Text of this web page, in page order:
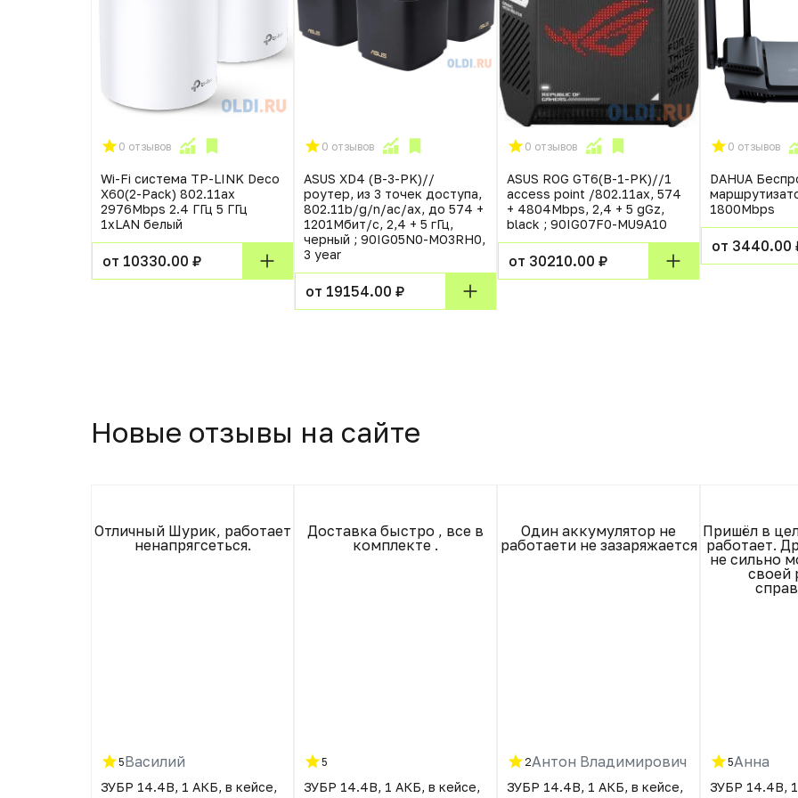
0 отзывов
Wi-Fi система TP-LINK Deco
X60(2-Pack) 802.11ax
2976Mbps 2.4 ГГц 5 ГГц
1xLAN белый
от 10330.00 ₽
0 отзывов
ASUS XD4 (B-3-PK)//
роутер, из 3 точек доступа,
802.11b/g/n/ac/ax, до 574 +
1201Мбит/c, 2,4 + 5 гГц,
черный ; 90IG05N0-MO3RH0,
3 year
от 19154.00 ₽
0 отзывов
ASUS ROG GT6(B-1-PK)//1
access point /802.11ax, 574
+ 4804Mbps, 2,4 + 5 gGz,
black ; 90IG07F0-MU9A10
от 30210.00 ₽
0 отзывов
DAHUA
1800Mbps
от 3440.00
Новые отзывы на сайте
Отличный Шурик, работает
ненапрягсеться.
5Василий
ЗУБР 14.4В, 1 АКБ, в кейсе,
Доставка быстро , все в
комплекте .
5
ЗУБР 14.4В, 1 АКБ, в кейсе,
Один аккумулятор не
работаети не зазаряжается
2Антон Владимирович
ЗУБР 14.4В, 1 АКБ, в кейсе,
Пришёл в
работает.
не сильно
своей
5Анна
ЗУБР 14.4В,